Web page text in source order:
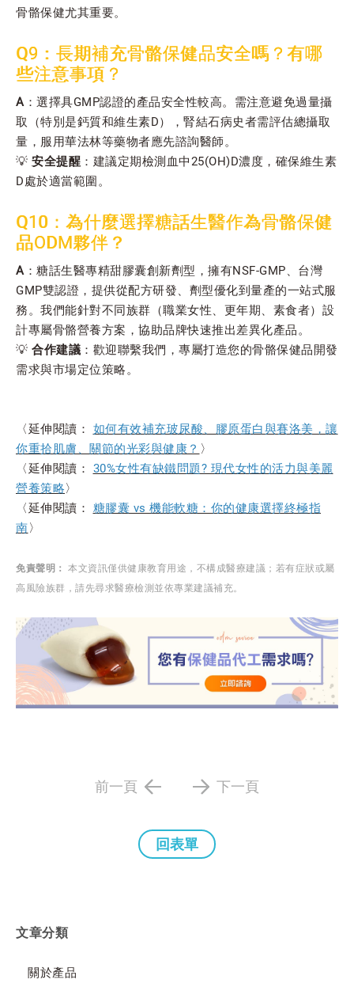
骨骼保健尤其重要。
Q9：長期補充骨骼保健品安全嗎？有哪
些注意事項？
A：選擇具GMP認證的產品安全性較高。需注意避免過量攝
取（特別是鈣質和維生素D），腎結石病史者需評估總攝取
量，服用華法林等藥物者應先諮詢醫師。
💡 安全提醒 ：建議定期檢測血中25(OH)D濃度，確保維生素
D處於適當範圍。
Q10：為什麼選擇糖話生醫作為骨骼保健
品ODM夥伴？
A：糖話生醫專精甜膠囊創新劑型，擁有NSF-GMP、台灣
GMP雙認證，提供從配方研發、劑型優化到量產的一站式服
務。我們能針對不同族群（職業女性、更年期、素食者）設
計專屬骨骼營養方案，協助品牌快速推出差異化產品。
💡 合作建議 ：歡迎聯繫我們，專屬打造您的骨骼保健品開發
需求與市場定位策略。
〈延伸閱讀： 如何有效補充玻尿酸、膠原蛋白與賽洛美，讓
你重拾肌膚、關節的光彩與健康？ 〉
〈延伸閱讀：
30%女性有缺鐵問題? 現代女性的活力與美麗
營養策略〉
〈延伸閱讀：
糖膠囊 vs 機能軟糖：你的健康選擇終極指
南〉
免責聲明：
本文資訊僅供健康教育用途，不構成醫療建議；若有症狀或屬
高風險族群，請先尋求醫療檢測並依專業建議補充。
前一頁 下一頁
回表單
文章分類
關於產品